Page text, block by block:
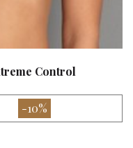
Control
-10%